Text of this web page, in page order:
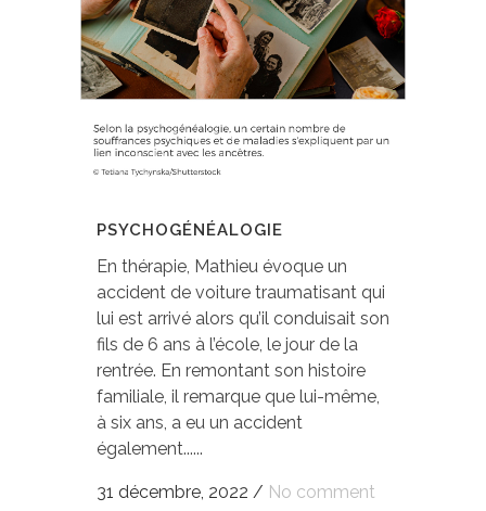
PSYCHOGÉNÉALOGIE
En thérapie, Mathieu évoque un
accident de voiture traumatisant qui
lui est arrivé alors qu’il conduisait son
fils de 6 ans à l’école, le jour de la
rentrée. En remontant son histoire
familiale, il remarque que lui-même,
à six ans, a eu un accident
également......
31 décembre, 2022 / No comment